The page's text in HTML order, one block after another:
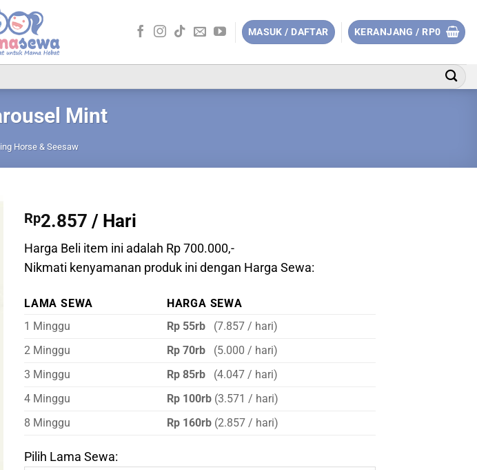
MASUK / DAFTAR KERANJANG / RP0
Mint
Horse & Seesaw
Rp2.857 / Hari
Harga Beli item ini adalah Rp 700.000,-
Nikmati kenyamanan produk ini dengan Harga Sewa:
LAMA SEWA
HARGA SEWA
1 Minggu
Rp 55rb
(7.857 / hari)
2 Minggu
Rp 70rb
(5.000 / hari)
3 Minggu
Rp 85rb(4.047 / hari)
4 Minggu
Rp 100rb(3.571 / hari)
8 Minggu
Rp 160rb(2.857 / hari)
Pilih Lama Sewa: